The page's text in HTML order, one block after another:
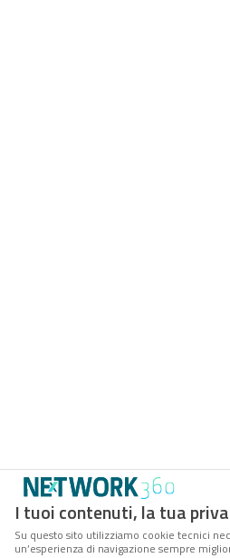
I tuoi contenuti, la tua
Su questo sito utilizziamo cookie tecnici
un’esperienza di navigazione sempre